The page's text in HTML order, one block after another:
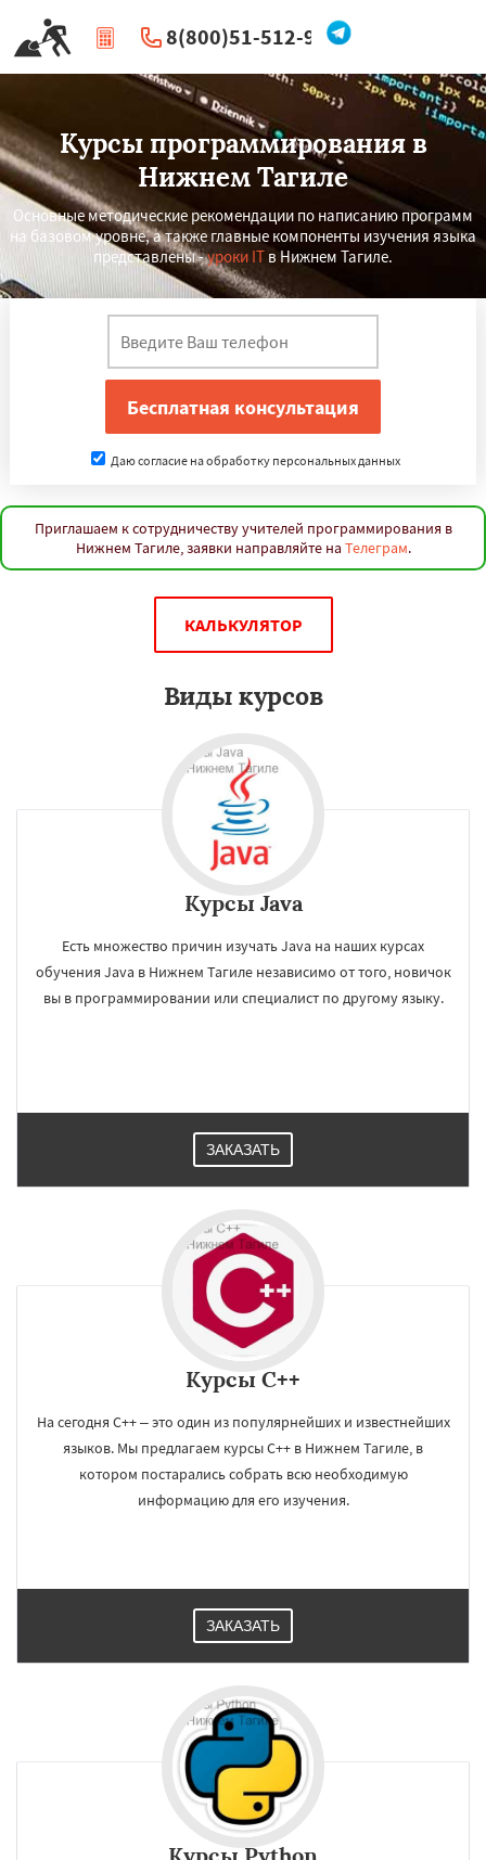
8(800)51-512-96
| Перезвоните мне
Курсы программирования в
Нижнем Тагиле
Основные методические рекомендации по написанию программ
на базовом уровне, а также главные компоненты изучения языка
представлены -уроки IT в Нижнем Тагиле.
Даю согласие на обработку персональных данных
Приглашаем к сотрудничеству учителей программирования в
Нижнем Тагиле, заявки направляйте на Телеграм.
КАЛЬКУЛЯТОР
Виды курсов
Курсы Java
Есть множество причин изучать Java на наших курсах
обучения Java в Нижнем Тагиле независимо от того, новичок
вы в программировании или специалист по другому языку.
ЗАКАЗАТЬ
Курсы C++
На сегодня С++ – это один из популярнейших и известнейших
языков. Мы предлагаем курсы C++ в Нижнем Тагиле, в
котором постарались собрать всю необходимую
информацию для его изучения.
ЗАКАЗАТЬ